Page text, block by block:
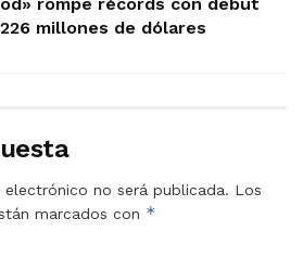
millones de dólares
no será publicada. Los
marcados con *